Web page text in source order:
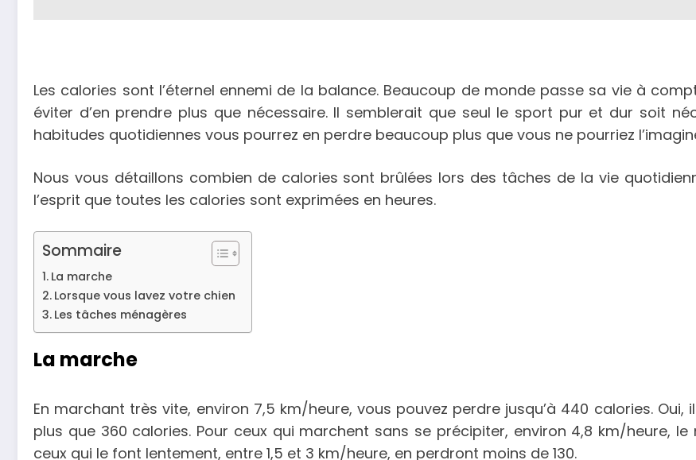
Les calories sont l’éternel ennemi de la balance. Beaucoup de monde passe sa vie à
éviter d’en prendre plus que nécessaire. Il semblerait que seul le sport pur et dur soit
habitudes quotidiennes vous pourrez en perdre beaucoup plus que vous ne pourriez
Nous vous détaillons combien de calories sont brûlées lors des tâches de la vie
l’esprit que toutes les calories sont exprimées en heures.
Sommaire
La marche
Lorsque vous lavez votre chien
Les tâches ménagères
La marche
En marchant très vite, environ 7,5 km/heure, vous pouvez perdre jusqu’à 440 calories.
plus que 360 calories. Pour ceux qui marchent sans se précipiter, environ 4,8 km/heure,
ceux qui le font lentement, entre 1,5 et 3 km/heure, en perdront moins de 130.